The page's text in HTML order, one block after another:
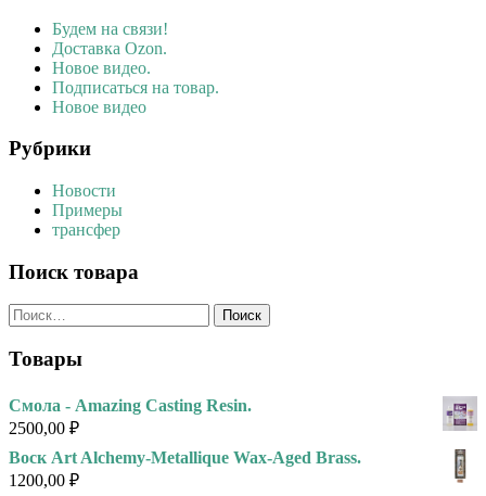
Будем на связи!
Доставка Ozon.
Новое видео.
Подписаться на товар.
Новое видео
Рубрики
Новости
Примеры
трансфер
Поиск товара
Найти:
Товары
Смола - Amazing Casting Resin.
2500,00 ₽
Воск Art Alchemy-Metallique Wax-Aged Brass.
1200,00 ₽